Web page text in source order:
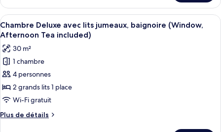
lits
jumeaux,
balcon,
vue
ville
le
type
de
chambre
Deluxe
avec
lits
jumeaux,
balcon,
ville
Afficher
toutes
les
photos
pour
ce
type
de
chambre :
Chambre
Une chambre d’hôtel avec deux lits,
12
Chambre Deluxe avec lits jumeaux, baignoire (Window,
Afternoon Tea included)
30 m²
1 chambre
4 personnes
2 grands lits 1 place
Wi-Fi gratuit
Plus de détails
Plus